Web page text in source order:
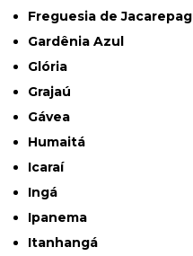
Freguesia de
Gardênia Azul
Glória
Grajaú
Gávea
Humaitá
Icaraí
Ingá
Ipanema
Itanhangá